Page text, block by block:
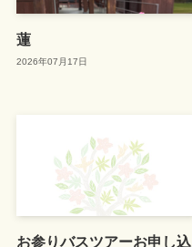
蓮
2026年07月17日
お参りバスツアーお申し込